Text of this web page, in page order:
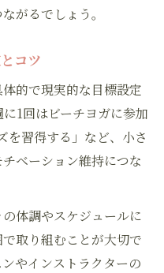
がるでしょう。
コツ
的で現実的な目標設定
1回はビーチヨガに参加
を習得する」など、小さ
ベーション維持につな
体調やスケジュールに
取り組むことが大切で
やインストラクターの